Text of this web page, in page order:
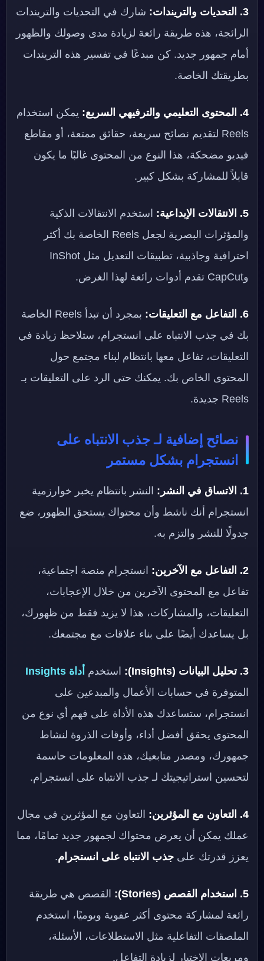
3. التحديات والتريندات:
شارك في التحديات والتريندات
الرائجة، هذه طريقة رائعة لزيادة مدى وصولك والظهور
أمام جمهور جديد. كن مبدعًا في تفسير هذه التريندات
بطريقتك الخاصة.
4. المحتوى التعليمي والترفيهي السريع:
يمكن استخدام
Reels لتقديم نصائح سريعة، حقائق ممتعة، أو مقاطع
فيديو مضحكة، هذا النوع من المحتوى غالبًا ما يكون
قابلاً للمشاركة بشكل كبير.
5. الانتقالات الإبداعية:
استخدم الانتقالات الذكية
والمؤثرات البصرية لجعل Reels الخاصة بك أكثر
احترافية وجاذبية، تطبيقات التعديل مثل InShot
وCapCut تقدم أدوات رائعة لهذا الغرض.
6. التفاعل مع التعليقات:
بمجرد أن تبدأ Reels الخاصة
بك في جذب الانتباه على انستجرام، ستلاحظ زيادة في
التعليقات، تفاعل معها بانتظام لبناء مجتمع حول
المحتوى الخاص بك. يمكنك حتى الرد على التعليقات بـ
Reels جديدة.
نصائح إضافية لـ جذب الانتباه على
انستجرام بشكل مستمر
1. الاتساق في النشر:
النشر بانتظام يخبر خوارزمية
انستجرام أنك ناشط وأن محتواك يستحق الظهور، ضع
جدولًا للنشر والتزم به.
2. التفاعل مع الآخرين:
انستجرام منصة اجتماعية،
تفاعل مع المحتوى الآخرين من خلال الإعجابات،
التعليقات، والمشاركات، هذا لا يزيد فقط من ظهورك،
بل يساعدك أيضًا على بناء علاقات مع مجتمعك.
3. تحليل البيانات (Insights): استخدم أداة Insights
المتوفرة في حسابات الأعمال والمبدعين على
انستجرام، ستساعدك هذه الأداة على فهم أي نوع من
المحتوى يحقق أفضل أداء، وأوقات الذروة لنشاط
جمهورك، ومصدر متابعيك، هذه المعلومات حاسمة
لتحسين استراتيجيتك لـ جذب الانتباه على انستجرام.
4. التعاون مع المؤثرين:
التعاون مع المؤثرين في مجال
عملك يمكن أن يعرض محتواك لجمهور جديد تمامًا، مما
يعزز قدرتك على جذب الانتباه على انستجرام.
5. استخدام القصص (Stories):
القصص هي طريقة
رائعة لمشاركة محتوى أكثر عفوية ويوميًا، استخدم
الملصقات التفاعلية مثل الاستطلاعات، الأسئلة،
ومربعات الاختبار لزيادة التفاعل.